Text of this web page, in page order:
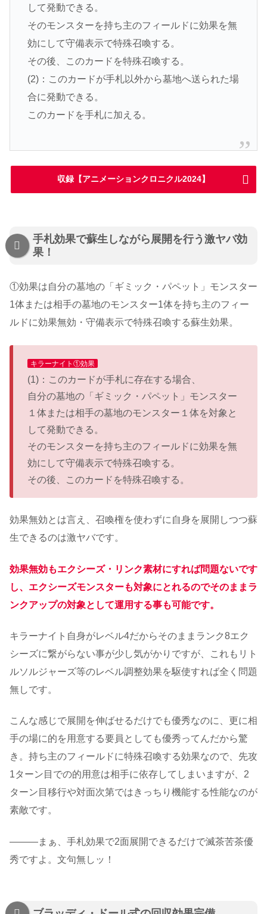
して発動できる。
そのモンスターを持ち主のフィールドに効果を無
効にして守備表示で特殊召喚する。
その後、このカードを特殊召喚する。
(2)：このカードが手札以外から墓地へ送られた場
合に発動できる。
このカードを手札に加える。
収録【アニメーションクロニクル2024】
手札効果で蘇生しながら展開を行う激ヤバ効
果！
①効果は自分の墓地の「ギミック・パペット」モンスター
1体または相手の墓地のモンスター1体を持ち主のフィー
ルドに効果無効・守備表示で特殊召喚する蘇生効果。
キラーナイト①効果
(1)：このカードが手札に存在する場合、
自分の墓地の「ギミック・パペット」モンスター
１体または相手の墓地のモンスター１体を対象と
して発動できる。
そのモンスターを持ち主のフィールドに効果を無
効にして守備表示で特殊召喚する。
その後、このカードを特殊召喚する。
効果無効とは言え、召喚権を使わずに自身を展開しつつ蘇
生できるのは激ヤバです。
効果無効もエクシーズ・リンク素材にすれば問題ないです
し、エクシーズモンスターも対象にとれるのでそのままラ
ンクアップの対象として運用する事も可能です。
キラーナイト自身がレベル4だからそのままランク8エク
シーズに繋がらない事が少し気がかりですが、これもリト
ルソルジャーズ等のレベル調整効果を駆使すれば全く問題
無しです。
こんな感じで展開を伸ばせるだけでも優秀なのに、更に相
手の場に的を用意する要員としても優秀ってんだから驚
き。持ち主のフィールドに特殊召喚する効果なので、先攻
1ターン目での的用意は相手に依存してしまいますが、2
ターン目移行や対面次第ではきっちり機能する性能なのが
素敵です。
―――まぁ、手札効果で2面展開できるだけで滅茶苦茶優
秀ですよ。文句無しッ！